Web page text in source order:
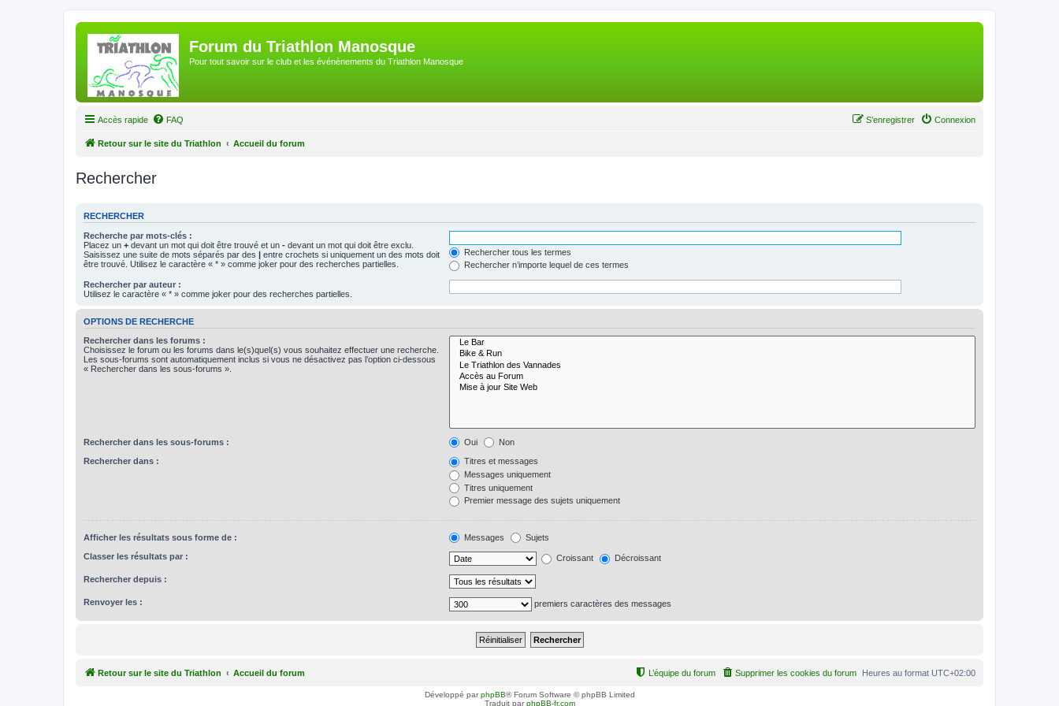
Forum du Triathlon Manosque
Pour tout savoir sur le club et les événènements du Triathlon Manosque
Accès rapide FAQ Connexion
S’enregistrer
Retour sur le site du Triathlon Accueil du forum
Rechercher
RECHERCHER
Recherche par mots-clés :
Placez un + devant un mot qui doit être trouvé et un - devant un mot qui doit être exclu.
Saisissez une suite de mots séparés par des | entre crochets si uniquement un des mots doit
être trouvé. Utilisez le caractère « * » comme joker pour des recherches partielles.
Rechercher tous les termes
Rechercher n’importe lequel de ces termes
Rechercher par auteur :
Utilisez le caractère « * » comme joker pour des recherches partielles.
OPTIONS DE RECHERCHE
Rechercher dans les forums :
Choisissez le forum ou les forums dans le(s)quel(s) vous souhaitez effectuer une recherche.
Les sous-forums sont automatiquement inclus si vous ne désactivez pas l’option ci-dessous
« Rechercher dans les sous-forums ».
Rechercher dans les sous-forums : Oui Non
Rechercher dans :
Titres et messages
Messages uniquement
Titres uniquement
Premier message des sujets uniquement
Afficher les résultats sous forme de : Messages Sujets
Classer les résultats par : Croissant Décroissant
Rechercher depuis :
Renvoyer les : premiers caractères des messages
Retour sur le site du Triathlon Accueil du forum Heures au format UTC+02:00
Supprimer les cookies du forum
L’équipe du forum
Développé parphpBB® Forum Software © phpBB Limited
Traduit parphpBB-fr.com